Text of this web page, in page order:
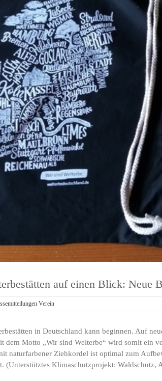
Dom und Michaeliskirche in
Hildesheim
auf einen Blick: Neue
Verein
in Deutschland kann beginnen. Auf
dem Motto „Wir sind Welterbe“ wird somit ein
naturfarbener Ziehkordel ist optimal zum
(Unterstütztes Klimaschutzprojekt: